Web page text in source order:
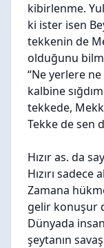
kibirlenme.
ki ister isen
tekkenin de
olduğunu
“Ne yerlere
kalbine
tekkede,
Tekke de sen
Hızır as. da
Hızırı sadece
Zamana
gelir konuşur
Dünyada insan
şeytanın